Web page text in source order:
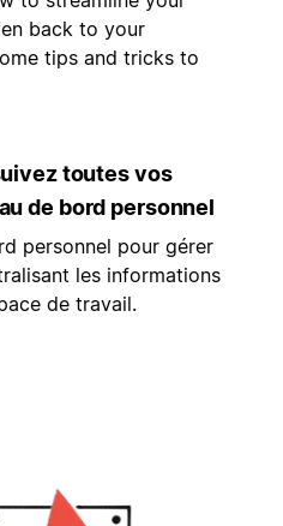
back to your
tips and tricks to
toutes vos
de bord personnel
personnel pour gérer
les informations
de travail.